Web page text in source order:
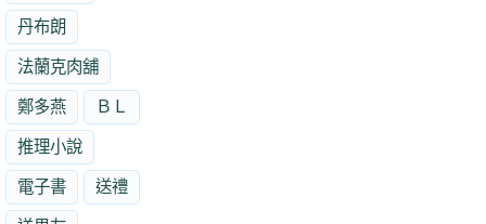
丹布朗
法蘭克肉舖
鄭多燕 ＢＬ
推理小說
電子書 送禮